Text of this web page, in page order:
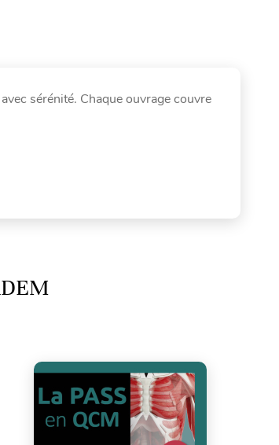
sérénité. Chaque ouvrage couvre